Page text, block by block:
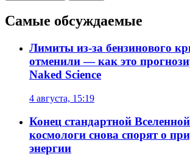
Самые обсуждаемые
Лимиты из-за бензинового
отменили — как это
Naked Science
4 августа, 15:19
Конец стандартной
космологи снова спорят о
энергии